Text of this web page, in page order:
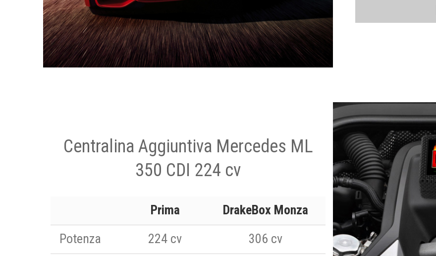
Centralina Aggiuntiva Mercedes ML
350 CDI 224 cv
Prima
DrakeBox Monza
Potenza
224 cv
306 cv